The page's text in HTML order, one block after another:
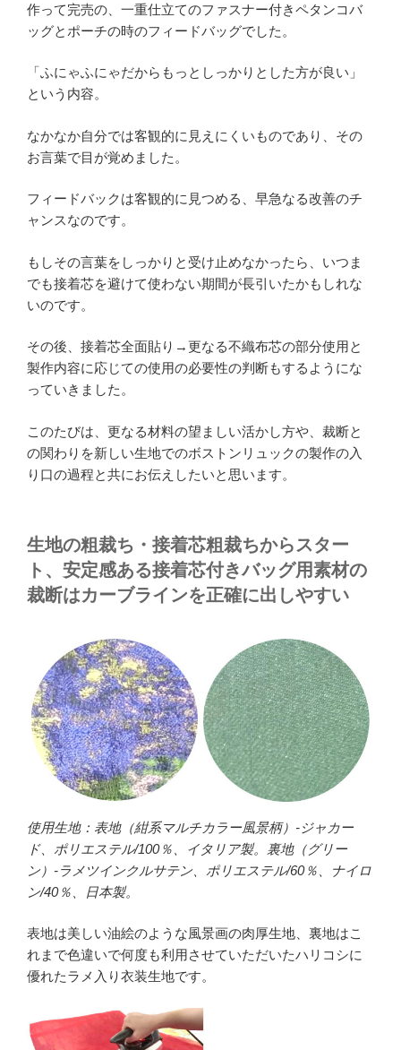
作って完売の、一重仕立てのファスナー付きペタンコバ
ッグとポーチの時のフィードバッグでした。
「ふにゃふにゃだからもっとしっかりとした方が良い」
という内容。
なかなか自分では客観的に見えにくいものであり、その
お言葉で目が覚めました。
フィードバックは客観的に見つめる、早急なる改善のチ
ャンスなのです。
もしその言葉をしっかりと受け止めなかったら、いつま
でも接着芯を避けて使わない期間が長引いたかもしれな
いのです。
その後、接着芯全面貼り→更なる不織布芯の部分使用と
製作内容に応じての使用の必要性の判断もするようにな
っていきました。
このたびは、更なる材料の望ましい活かし方や、裁断と
の関わりを新しい生地でのボストンリュックの製作の入
り口の過程と共にお伝えしたいと思います。
生地の粗裁ち・接着芯粗裁ちからスター
ト、安定感ある接着芯付きバッグ用素材の
裁断はカーブラインを正確に出しやすい
使用生地：表地（紺系マルチカラー風景柄）-ジャカー
ド、ポリエステル/100％、イタリア製。裏地（グリー
ン）-ラメツインクルサテン、ポリエステル/60％、ナイロ
ン/40％、日本製。
表地は美しい油絵のような風景画の肉厚生地、裏地はこ
れまで色違いで何度も利用させていただいたハリコシに
優れたラメ入り衣装生地です。